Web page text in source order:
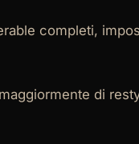
completi,
di